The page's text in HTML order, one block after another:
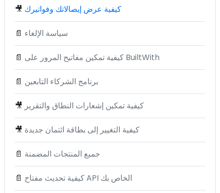
🎥 كيفية عرض إيصالاتك وفواتيرك
📄 سياسة الإلغاء
📄 كيفية تمكين مفاتيح المرور على BuiltWith
📄 برنامج الشركاء التابعين
🎥 كيفية تمكين إشعارات النطاق والتقرير
🎥 كيفية التغيير إلى بطاقة ائتمان جديدة
📄 جميع المنتجات المضمنة
📄 كيفية تحديث مفتاح API الخاص بك